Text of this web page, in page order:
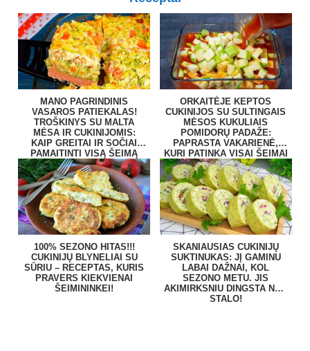
MANO PAGRINDINIS
VASAROS PATIEKALAS!
TROŠKINYS SU MALTA
MĖSA IR CUKINIJOMIS:
KAIP GREITAI IR SOČIAI
PAMAITINTI VISĄ ŠEIMĄ
ORKAITĖJE KEPTOS
CUKINIJOS SU SULTINGAIS
MĖSOS KUKULIAIS
POMIDORŲ PADAŽE:
PAPRASTA VAKARIENĖ,
KURI PATINKA VISAI ŠEIMAI
100% SEZONO HITAS!!!
CUKINIJŲ BLYNELIAI SU
SŪRIU – RECEPTAS, KURIS
PRAVERS KIEKVIENAI
ŠEIMININKEI!
SKANIAUSIAS CUKINIJŲ
SUKTINUKAS: JĮ GAMINU
LABAI DAŽNAI, KOL
SEZONO METU. JIS
AKIMIRKSNIU DINGSTA NUO
STALO!